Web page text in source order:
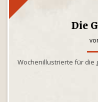
Die
Wochenillustrierte für die